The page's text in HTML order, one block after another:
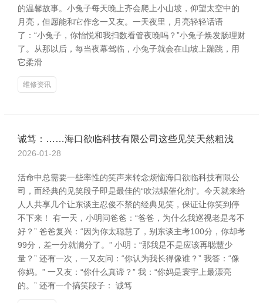
的温馨故事。小兔子每天晚上齐会爬上小山坡，仰望太空中的
月亮，但愿能和它作念一又友。一天夜里，月亮轻轻话语
了：“小兔子，你怡悦和我扫数看管夜晚吗？”小兔子焕发肠理财
了。从那以后，每当夜幕驾临，小兔子就会在山坡上蹦跳，用
它柔滑
维修资讯
诚笃：……海口欲临科技有限公司这些见笑天然粗浅
2026-01-28
活命中总需要一些率性的笑声来转念烦恼海口欲临科技有限公
司，而经典的见笑段子即是最佳的“吹法螺催化剂”。今天就来给
人人共享几个让东谈主忍俊不禁的经典见笑，保证让你笑到停
不下来！ 有一天，小明问爸爸：“爸爸，为什么我巡视老是考不
好？” 爸爸复兴：“因为你太聪慧了，别东谈主考100分，你却考
99分，差一分就满分了。” 小明：“那我是不是应该再聪慧少
量？” 还有一次，一又友问：“你认为我长得像谁？” 我答：“像
你妈。” 一又友：“你什么真谛？” 我：“你妈是寰宇上最漂亮
的。” 还有一个搞笑段子： 诚笃